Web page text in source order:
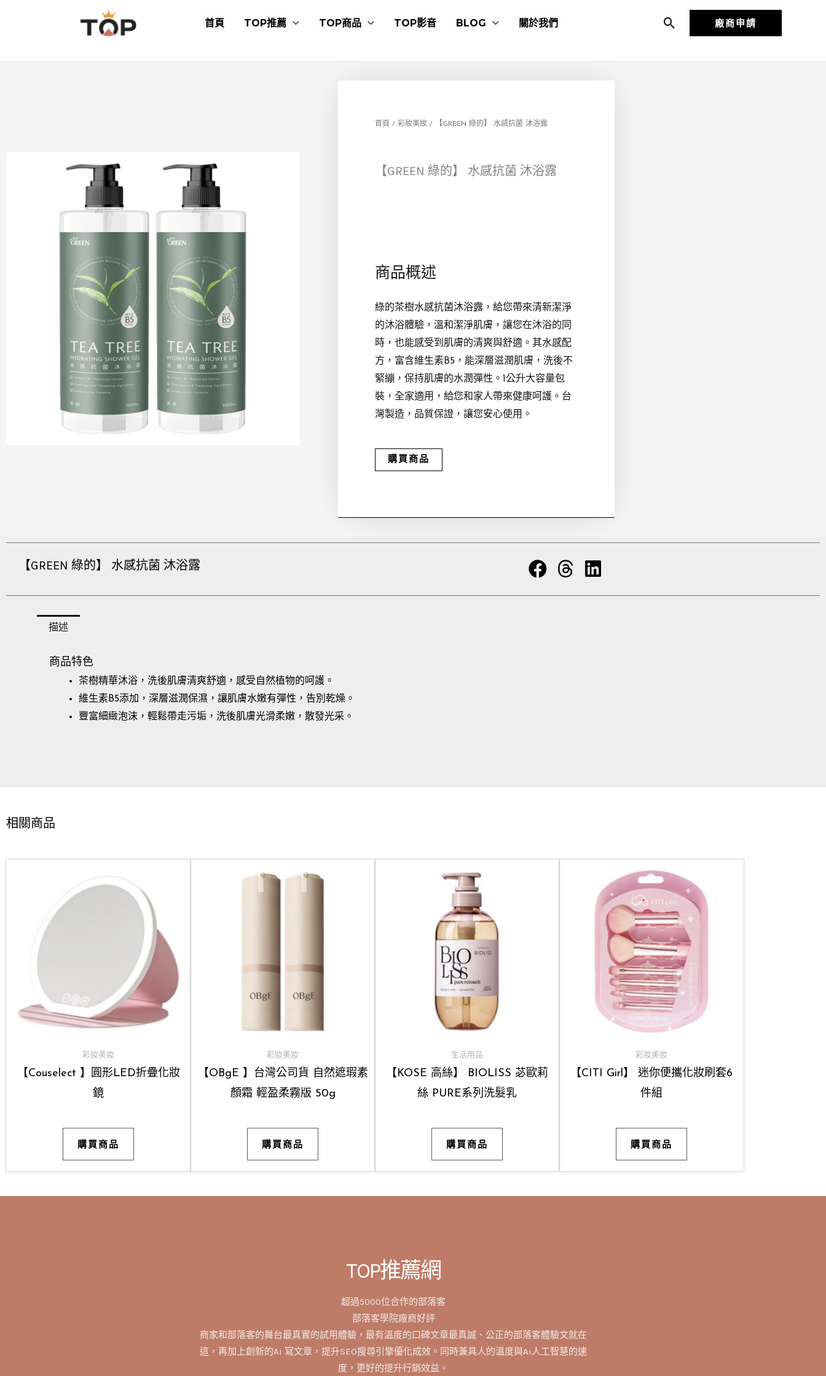
首頁 TOP推薦 TOP商品 TOP影音 BLOG 關於我們
搜
廠商申請
首頁 / 彩妝美妝 / 【GREEN 綠的】 水感抗菌 沐浴露
【GREEN 綠的】 水感抗菌 沐浴露
商品概述
綠的茶樹水感抗菌沐浴露，給您帶來清新潔淨
的沐浴體驗，溫和潔淨肌膚，讓您在沐浴的同
時，也能感受到肌膚的清爽與舒適。其水感配
方，富含維生素B5，能深層滋潤肌膚，洗後不
緊繃，保持肌膚的水潤彈性。1公升大容量包
裝，全家適用，給您和家人帶來健康呵護。台
灣製造，品質保證，讓您安心使用。
購買商品
【GREEN 綠的】 水感抗菌 沐浴露
描述
商品特色
茶樹精華沐浴，洗後肌膚清爽舒適，感受自然植物的呵護。
維生素B5添加，深層滋潤保濕，讓肌膚水嫩有彈性，告別乾燥。
豐富細緻泡沫，輕鬆帶走污垢，洗後肌膚光滑柔嫩，散發光采。
相關商品
彩妝美妝
【Couselect 】圓形LED折疊化妝
鏡
購買商品
彩妝美妝
【OBgE 】台灣公司貨 自然遮瑕素
顏霜 輕盈柔霧版 50g
購買商品
生活用品
【KOSE 高絲】 BIOLISS 苾歐莉
絲 PURE系列洗髮乳
購買商品
彩妝美妝
【CITI Girl】 迷你便攜化妝刷套6
件組
購買商品
TOP推薦網
超過5000位合作的部落客
部落客學院廠商好評
商家和部落客的舞台最真實的試用體驗，最有溫度的口碑文章最真誠、公正的部落客體驗文就在
這，再加上創新的Ai 寫文章，提升SEO搜尋引擎優化成效。同時兼具人的溫度與Ai人工智慧的速
度，更好的提升行銷效益。